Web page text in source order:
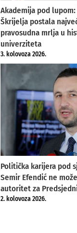
Akademija pod
Škrijelja postala
pravosudna mrlja u
univerziteta
3. kolovoza 2026.
Politička karijera pod
Semir Efendić ne
autoritet za
2. kolovoza 2026.